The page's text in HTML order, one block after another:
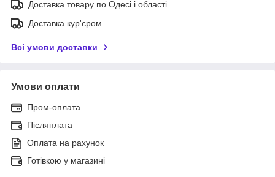
Доставка товару по Одесі і області
Доставка кур'єром
Всі умови доставки
Умови оплати
Пром-оплата
Післяплата
Оплата на рахунок
Готівкою у магазині